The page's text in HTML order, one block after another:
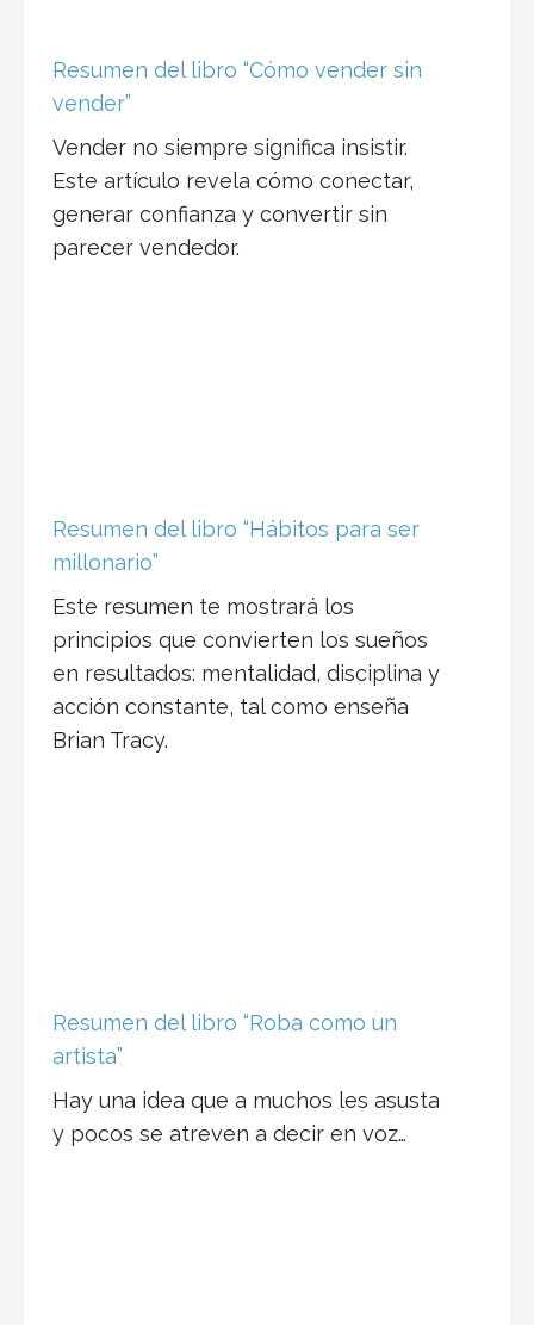
Este artículo revela cómo conectar,
generar confianza y convertir sin
parecer vendedor.
principios que convierten los sueños
en resultados: mentalidad, disciplina y
acción constante, tal como enseña
Brian Tracy.
y pocos se atreven a decir en voz…